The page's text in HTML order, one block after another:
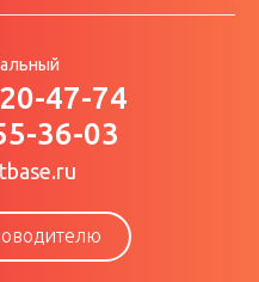
47-74
36-03